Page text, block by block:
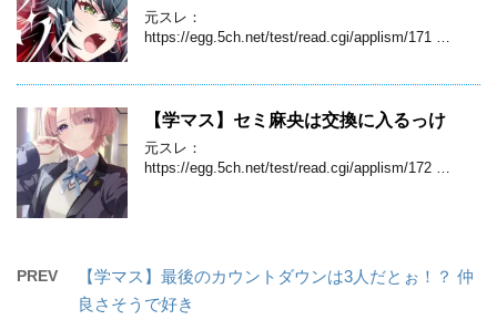
元スレ：
https://egg.5ch.net/test/read.cgi/applism/171 …
【学マス】セミ麻央は交換に入るっけ
元スレ：
https://egg.5ch.net/test/read.cgi/applism/172 …
PREV
【学マス】最後のカウントダウンは3人だとぉ！？ 仲
良さそうで好き